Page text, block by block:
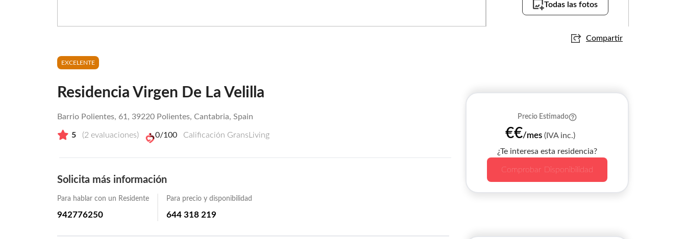
Compartir
Todas las fotos
EXCELENTE
Residencia Virgen De La Velilla
Barrio Polientes, 61, 39220 Polientes, Cantabria, Spain
5 (2 evaluaciones) 0/100 Calificación GransLiving
Precio Estimado
€€/mes (IVA inc.)
¿Te interesa esta residencia?
Comprobar Disponibilidad
Solicita más información
Para hablar con un Residente
942776250
Para precio y disponibilidad
644 318 219